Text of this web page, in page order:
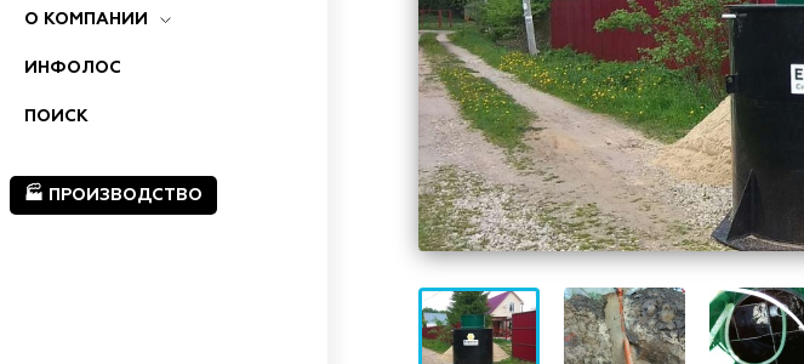
О КОМПАНИИ
ИНФОЛОС
ПОИСК
🏭 ПРОИЗВОДСТВО